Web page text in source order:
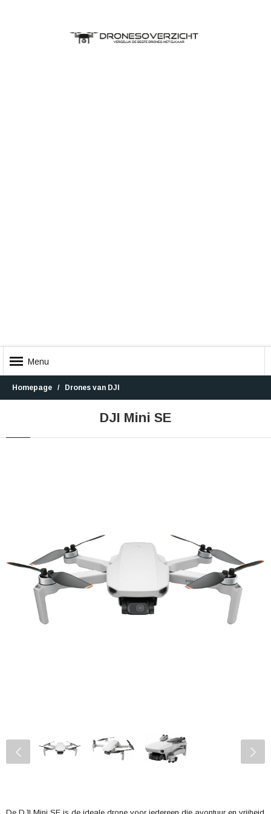
Menu
Homepage Drones van DJI
DJI Mini SE